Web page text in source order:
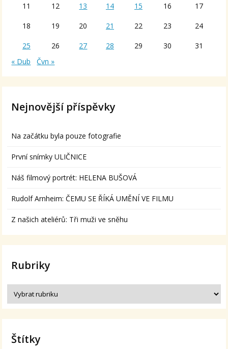
11 12 13 14 15 16 17
18 19 20 21 22 23 24
25 26 27 28 29 30
31
« Dub
Čvn »
Nejnovější příspěvky
Na začátku byla pouze fotografie
První snímky ULIČNICE
Náš filmový portrét: HELENA BUŠOVÁ
Rudolf Arnheim: ČEMU SE ŘÍKÁ UMĚNÍ VE FILMU
Z našich ateliérů: Tři muži ve sněhu
Rubriky
Štítky